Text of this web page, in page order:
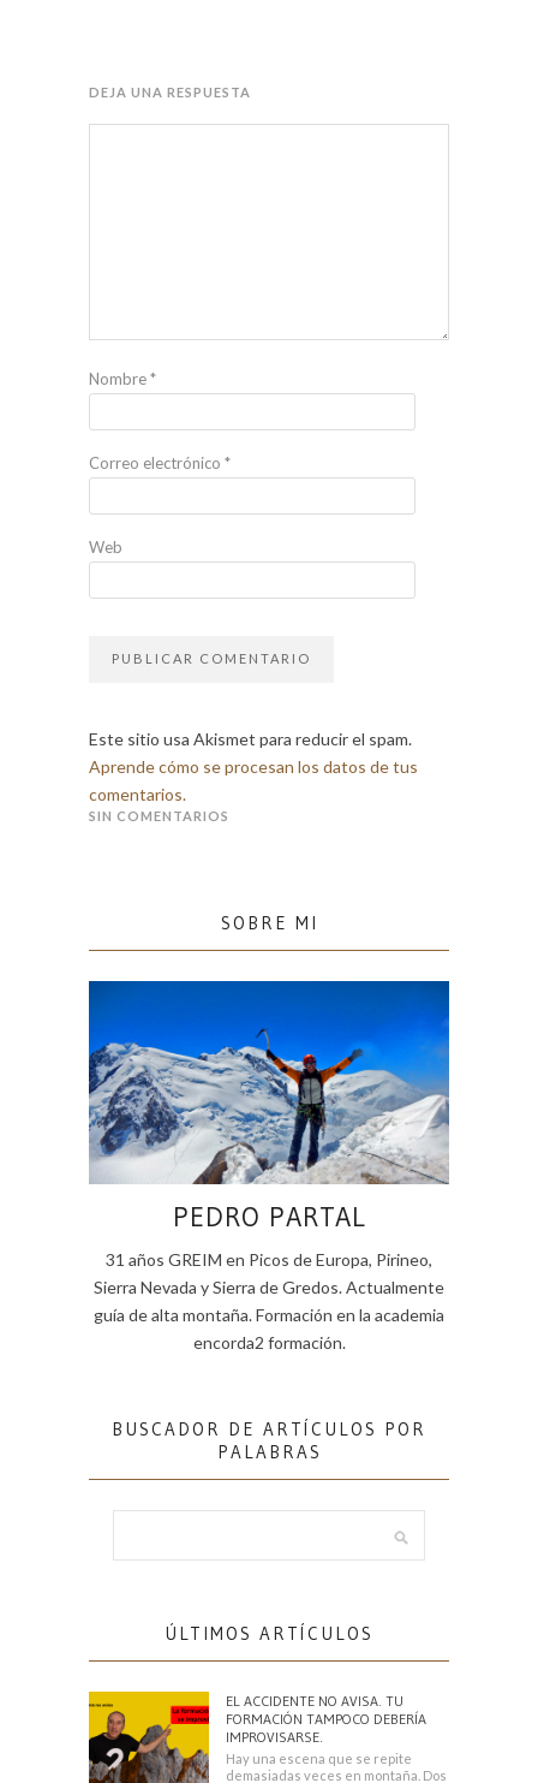
DEJA UNA RESPUESTA
Nombre*
Correo electrónico *
Web
Este sitio usa Akismet para reducir el spam.
Aprende cómo se procesan los datos de tus
comentarios.
SIN COMENTARIOS
SOBRE MI
PEDRO PARTAL
31 años GREIM en Picos de Europa, Pirineo,
Sierra Nevada y Sierra de Gredos. Actualmente
guía de alta montaña. Formación en la academia
encorda2 formación.
BUSCADOR DE ARTÍCULOS POR
PALABRAS
ÚLTIMOS ARTÍCULOS
EL ACCIDENTE NO AVISA. TU
FORMACIÓN TAMPOCO DEBERÍA
IMPROVISARSE.
Hay una escena que se repite
demasiadas veces en montaña. Dos